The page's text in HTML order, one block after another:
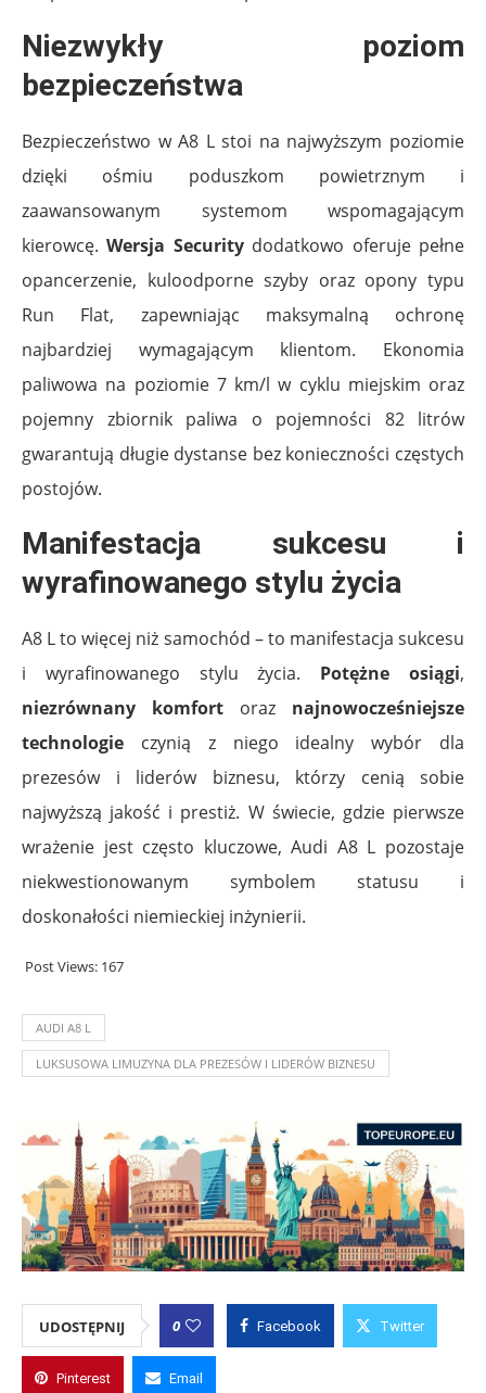
Niezwykły poziom
bezpieczeństwa
Bezpieczeństwo w A8 L stoi na najwyższym poziomie
dzięki ośmiu poduszkom powietrznym i
zaawansowanym systemom wspomagającym
kierowcę.Wersja Securitydodatkowo oferuje pełne
opancerzenie, kuloodporne szyby oraz opony typu
Run Flat, zapewniając maksymalną ochronę
najbardziej wymagającym klientom. Ekonomia
paliwowa na poziomie 7 km/l w cyklu miejskim oraz
pojemny zbiornik paliwa o pojemności 82 litrów
gwarantują długie dystanse bez konieczności częstych
postojów.
Manifestacja sukcesu i
wyrafinowanego stylu życia
A8 L to więcej niż samochód – to manifestacja sukcesu
i wyrafinowanego stylu życia. Potężne osiągi,
niezrównany komfort oraz najnowocześniejsze
technologie czynią z niego idealny wybór dla
prezesów i liderów biznesu, którzy cenią sobie
najwyższą jakość i prestiż. W świecie, gdzie pierwsze
wrażenie jest często kluczowe, Audi A8 L pozostaje
niekwestionowanym symbolem statusu i
doskonałości niemieckiej inżynierii.
Post Views: 167
AUDI A8 L
LUKSUSOWA LIMUZYNA DLA PREZESÓW I LIDERÓW BIZNESU
UDOSTĘPNIJ 0 Facebook Twitter
Pinterest Email